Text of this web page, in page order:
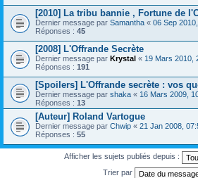
[2010] La tribu bannie , Fortune de
Dernier message par Samantha « 06 Sep
Réponses : 45
[2008] L'Offrande Secrète
Dernier message par Krystal « 19 Mars 2010,
Réponses : 191
[Spoilers] L'Offrande secrète : vos
Dernier message par shaka « 16 Mars 2009,
Réponses : 13
[Auteur] Roland Vartogue
Dernier message par Chwip « 21 Jan 2008,
Réponses : 55
Afficher les sujets publiés depuis :
Trier par